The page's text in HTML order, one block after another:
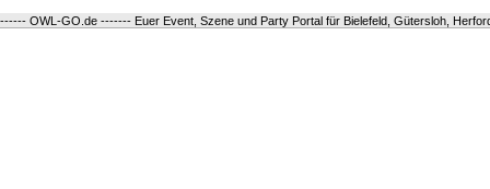
------ OWL-GO.de ------- Euer Event, Szene und Party Portal für Bielefeld, Gütersloh,